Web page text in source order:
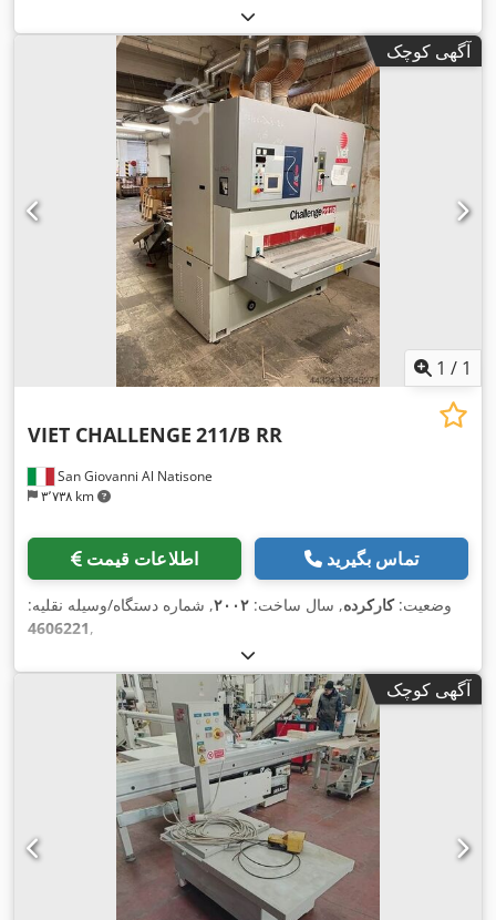
آگهی کوچک
1 / 1
San Giovanni Al Natisone
۳٬۷۳۸ km
VIET CHALLENGE 211/B RR
اطلاعات قیمت تماس بگیرید
وضعیت:کارکرده, سال ساخت: ۲۰۰۲, شماره دستگاه/وسیله نقلیه:
4606221,
آگهی کوچک